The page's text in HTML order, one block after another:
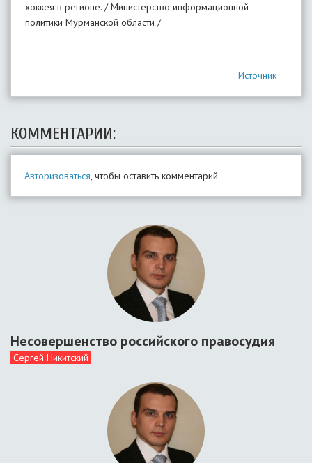
хоккея в регионе. / Министерство информационной
политики Мурманской области /
Источник
КОММЕНТАРИИ:
Авторизоваться, чтобы оставить комментарий.
Несовершенство российского правосудия
Сергей Никитский